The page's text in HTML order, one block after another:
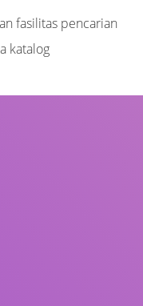
fasilitas pencarian
katalog